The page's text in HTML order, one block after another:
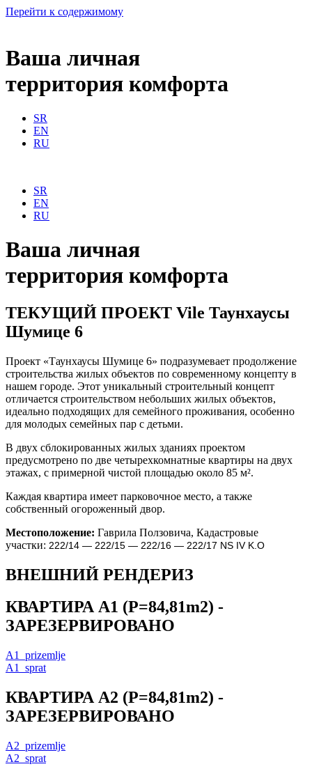
Перейти к содержимому
Ваша личная
территория комфорта
SR
EN
RU
SR
EN
RU
Ваша личная
территория комфорта
ТЕКУЩИЙ ПРОЕКТ Vile Таунхаусы
Шумице 6
Проект «Таунхаусы Шумице 6» подразумевает продолжение
строительства жилых объектов по современному концепту в
нашем городе. Этот уникальный строительный концепт
отличается строительством небольших жилых объектов,
идеально подходящих для семейного проживания, особенно
для молодых семейных пар с детьми.
В двух сблокированных жилых зданиях проектом
предусмотрено по две четырехкомнатные квартиры на двух
этажах, с примерной чистой площадью около 85 м².
Каждая квартира имеет парковочное место, а также
собственный огороженный двор.
Местоположение: Гаврила Ползовича, Кадастровые
участки: 222/14 — 222/15 — 222/16 — 222/17 NS IV K.O
ВНЕШНИЙ РЕНДЕРИЗ
КВАРТИРАA1 (P=84,81m2) -
ЗАРЕЗЕРВИРОВАНО
A1_prizemlje
A1_sprat
КВАРТИРАA2 (P=84,81m2) -
ЗАРЕЗЕРВИРОВАНО
A2_prizemlje
A2_sprat